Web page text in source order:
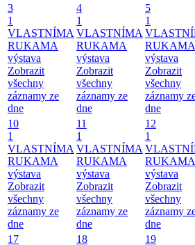
3
1
VLASTNÍMA
RUKAMA
výstava
Zobrazit
všechny
záznamy ze
dne
4
1
VLASTNÍMA
RUKAMA
výstava
Zobrazit
všechny
záznamy ze
dne
5
1
RUKAMA
výstava
Zobrazit
všechny
záznamy
dne
10
1
VLASTNÍMA
RUKAMA
výstava
Zobrazit
všechny
záznamy ze
dne
11
1
VLASTNÍMA
RUKAMA
výstava
Zobrazit
všechny
záznamy ze
dne
12
1
RUKAMA
výstava
Zobrazit
všechny
záznamy
dne
17
18
19